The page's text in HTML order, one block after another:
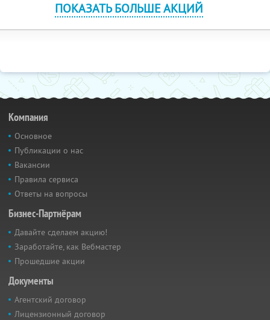
ПОКАЗАТЬ БОЛЬШЕ АКЦИЙ
Компания
Основное
Публикации о нас
Вакансии
Правила сервиса
Ответы на вопросы
Бизнес-Партнёрам
Давайте сделаем акцию!
Заработайте, как Вебмастер
Прошедшие акции
Документы
Агентский договор
Лицензионный договор